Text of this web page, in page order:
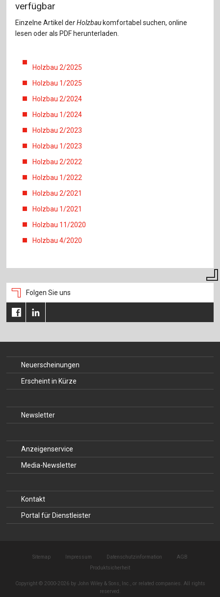
verfügbar
Einzelne Artikel der Holzbaukomfortabel suchen, online
lesen oder als PDF herunterladen.
Holzbau 2/2025
Holzbau 1/2025
Holzbau 2/2024
Holzbau 1/2024
Holzbau 2/2023
Holzbau 1/2023
Holzbau 2/2022
Holzbau 1/2022
Holzbau 2/2021
Holzbau 1/2021
Holzbau 11/2020
Holzbau 4/2020
Folgen Sie uns
Neuerscheinungen
Erscheint in Kürze
Newsletter
Anzeigenservice
Media-Newsletter
Kontakt
Portal für Dienstleister
Sitemap Impressum Datenschutzinformation
AGB
Produktsicherheit
Copyright © 2000-2026 by John Wiley & Sons, Inc., or related companies. All rights
reserved.